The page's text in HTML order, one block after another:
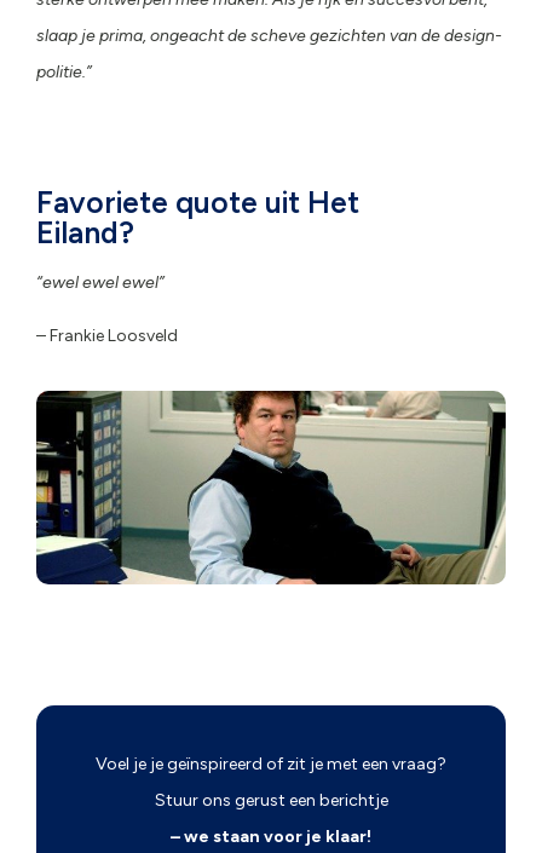
slaap je prima, ongeacht de scheve gezichten van de design-
politie.”
Favoriete quote uit Het
Eiland?
“ewel ewel ewel”
–Frankie Loosveld
Voel je je geïnspireerd of zit je met een vraag?
Stuur ons gerust een berichtje
– we staan voor je klaar!